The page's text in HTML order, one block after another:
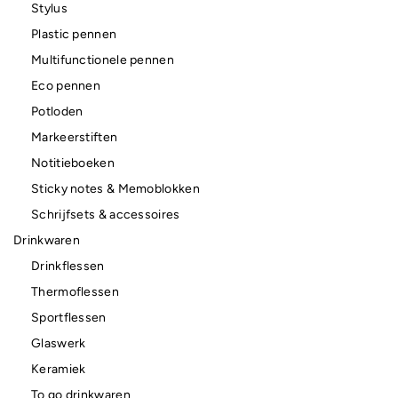
Stylus
Plastic pennen
Multifunctionele pennen
Eco pennen
Potloden
Markeerstiften
Notitieboeken
Sticky notes & Memoblokken
Schrijfsets & accessoires
Drinkwaren
Drinkflessen
Thermoflessen
Sportflessen
Glaswerk
Keramiek
To go drinkwaren